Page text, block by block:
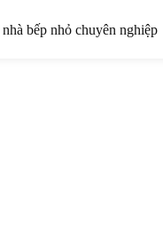
bếp nhỏ chuyên nghiệp